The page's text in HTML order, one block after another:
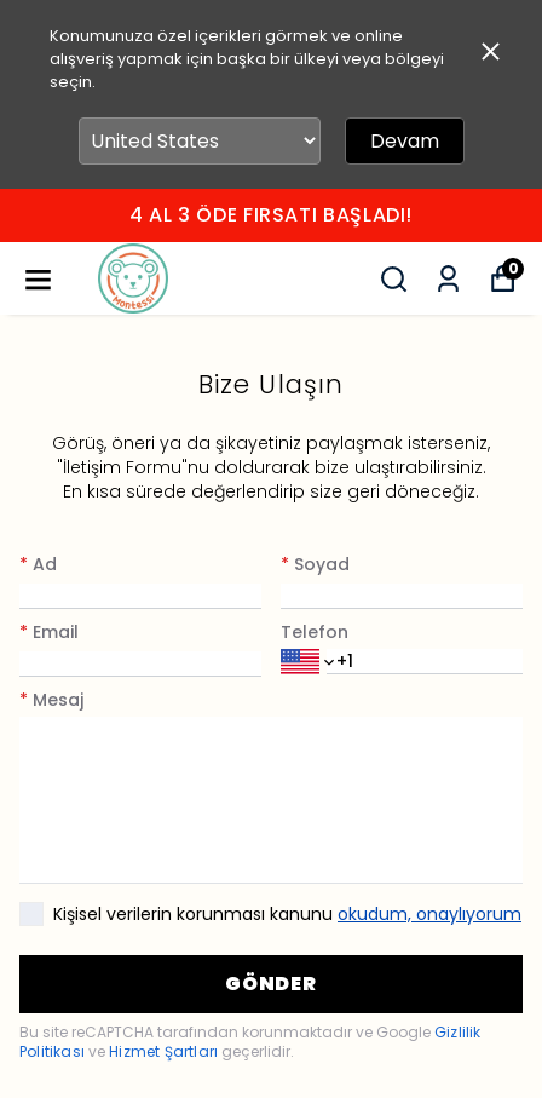
Konumunuza özel içerikleri görmek ve online
alışveriş yapmak için başka bir ülkeyi veya bölgeyi
seçin.
Devam
4 AL 3 ÖDE FIRSATI BAŞLADI!
0
Bize Ulaşın
​Görüş, öneri ya da şikayetiniz paylaşmak isterseniz,
"İletişim Formu"nu doldurarak bize ulaştırabilirsiniz.
En kısa sürede değerlendirip size geri döneceğiz.
* Ad * Soyad
* Email Telefon
* Mesaj
Kişisel verilerin korunması kanunu okudum, onaylıyorum
GÖNDER
Bu site reCAPTCHA tarafından korunmaktadır ve GoogleGizlilik
PolitikasıveHizmet Şartları geçerlidir.